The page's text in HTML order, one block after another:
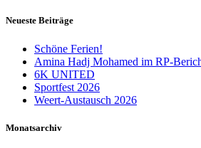
Neueste Beiträge
Schöne Ferien!
Amina Hadj Mohamed im RP-
6K UNITED
Sportfest 2026
Weert-Austausch 2026
Monatsarchiv